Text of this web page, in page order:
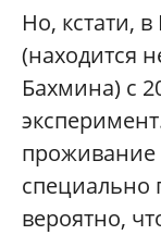
Но, кстати,
(находится
Бахмина) с
проживание
специально
вероятно,